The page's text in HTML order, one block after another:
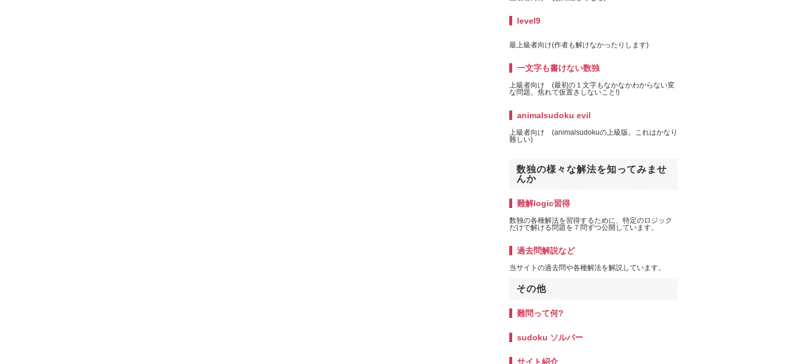
level9
最上級者向け(作者も解けなかったりします)
一文字も書けない数独
上級者向け (最初の１文字もなかなかわからない変
な問題。焦れて仮置きしないこと!)
animalsudoku evil
上級者向け (animalsudokuの上級版。これはかなり
難しい)
数独の様々な解法を知ってみませ
んか
難解logic習得
数独の各種解法を習得するために、特定のロジック
だけで解ける問題を７問ずつ公開しています。
過去問解説など
当サイトの過去問や各種解法を解説しています。
その他
難問って何?
sudoku ソルバー
サイト紹介